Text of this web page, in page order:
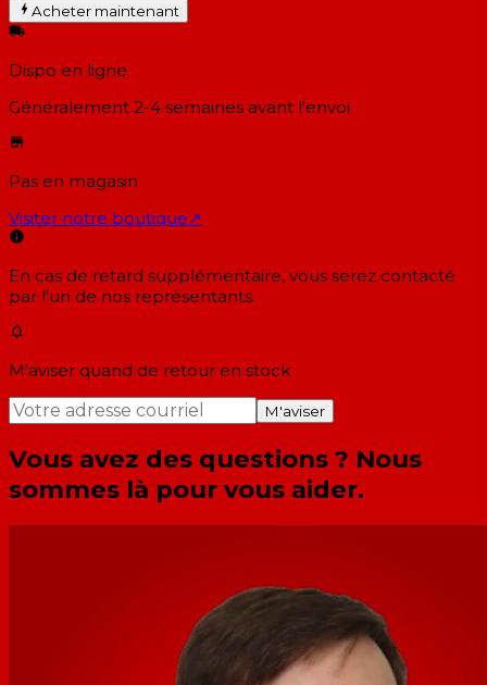
Acheter maintenant
Dispo en ligne
Généralement 2-4 semaines avant l'envoi
Pas en magasin
Visiter notre boutique↗
En cas de retard supplémentaire, vous serez contacté
par l'un de nos représentants.
M'aviser quand de retour en stock
M'aviser
Vous avez des questions ? Nous
sommes là pour vous aider.